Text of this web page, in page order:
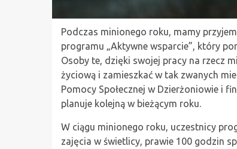
Podczas minionego roku, mamy
programu „Aktywne wsparcie”, który
Osoby te, dzięki swojej pracy na rzecz
życiową i zamieszkać w tak zwanych
Pomocy Społecznej w Dzierżoniowie i
planuje kolejną w bieżącym roku.
W ciągu minionego roku, uczestnicy
zajęcia w świetlicy, prawie 100 godzin